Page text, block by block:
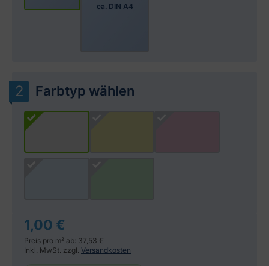
ca. DIN A4
Farbtyp wählen
1,00 €
Preis pro m² ab: 37,53 €
Inkl. MwSt. zzgl. Versandkosten